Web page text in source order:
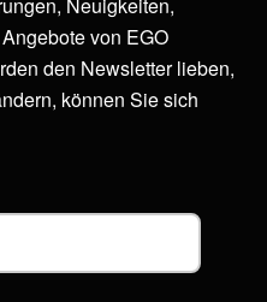
Neuigkeiten,
von EGO
den Newsletter lieben,
können Sie sich